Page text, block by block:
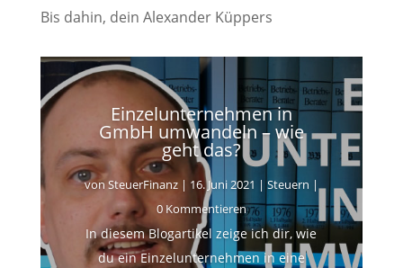
Bis dahin, dein Alexander Küppers
Einzelunternehmen in
GmbH umwandeln – wie
geht das?
von SteuerFinanz| 16. Juni 2021 | Steuern |
0 Kommentieren
In diesem Blogartikel zeige ich dir, wie
du ein Einzelunternehmen in eine